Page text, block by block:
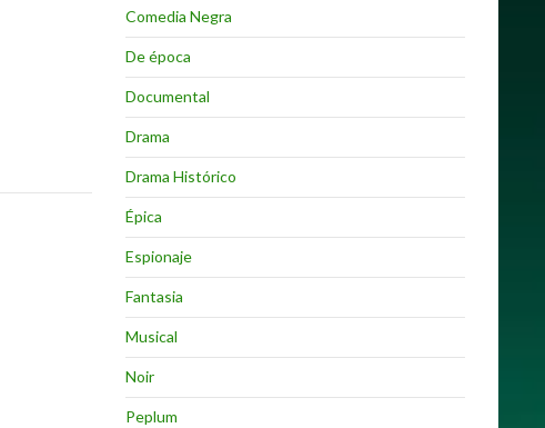
Comedia Negra
De época
Documental
Drama
Drama Histórico
Épica
Espionaje
Fantasia
Musical
Noir
Peplum